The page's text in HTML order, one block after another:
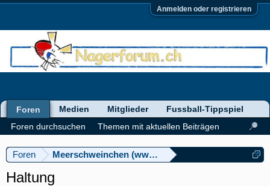
Anmelden oder registrieren
Foren Meerschweinchen (www.meerschweinforum.ch)
Haltung
Foren
Foren durchsuchen
Themen mit aktuellen Beiträgen
Medien Mitglieder Fussball-Tippspiel